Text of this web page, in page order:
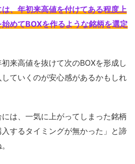
、年初来高値を付けてある程度上
めてBOXを作るような銘柄を選定
来高値を抜けて次のBOXを形成し
ていくのが安心感があるかもしれ
は、一気に上がってしまった銘柄
するタイミングが無かった」と諦